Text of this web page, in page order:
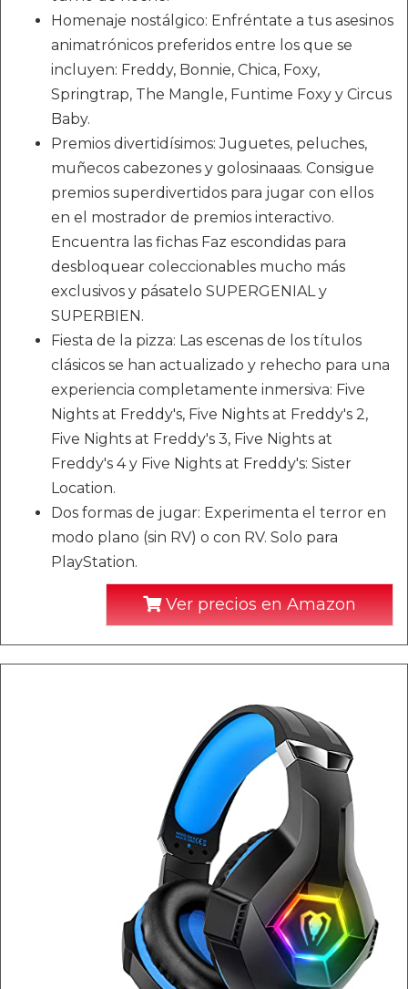
Homenaje nostálgico: Enfréntate a tus asesinos
animatrónicos preferidos entre los que se
incluyen: Freddy, Bonnie, Chica, Foxy,
Springtrap, The Mangle, Funtime Foxy y Circus
Baby.
Premios divertidísimos: Juguetes, peluches,
muñecos cabezones y golosinaaas. Consigue
premios superdivertidos para jugar con ellos
en el mostrador de premios interactivo.
Encuentra las fichas Faz escondidas para
desbloquear coleccionables mucho más
exclusivos y pásatelo SUPERGENIAL y
SUPERBIEN.
Fiesta de la pizza: Las escenas de los títulos
clásicos se han actualizado y rehecho para una
experiencia completamente inmersiva: Five
Nights at Freddy's, Five Nights at Freddy's 2,
Five Nights at Freddy's 3, Five Nights at
Freddy's 4 y Five Nights at Freddy's: Sister
Location.
Dos formas de jugar: Experimenta el terror en
modo plano (sin RV) o con RV. Solo para
PlayStation.
Ver precios en Amazon